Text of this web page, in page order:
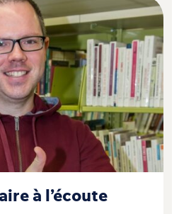
à l’écoute